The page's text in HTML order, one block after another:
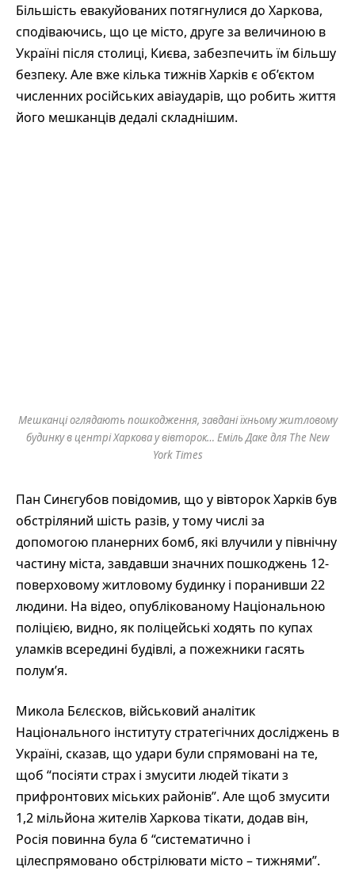
Більшість евакуйованих потягнулися до Харкова,
сподіваючись, що це місто, друге за величиною в
Україні після столиці, Києва, забезпечить їм більшу
безпеку. Але вже кілька тижнів Харків є об’єктом
численних російських авіаударів, що робить життя
його мешканців дедалі складнішим.
Мешканці оглядають пошкодження, завдані їхньому житловому
будинку в центрі Харкова у вівторок… Еміль Даке для The New
York Times
Пан Синєгубов повідомив, що у вівторок Харків був
обстріляний шість разів, у тому числі за
допомогою планерних бомб, які влучили у північну
частину міста, завдавши значних пошкоджень 12-
поверховому житловому будинку і поранивши 22
людини. На відео, опублікованому Національною
поліцією, видно, як поліцейські ходять по купах
уламків всередині будівлі, а пожежники гасять
полум’я.
Микола Бєлєсков, військовий аналітик
Національного інституту стратегічних досліджень в
Україні, сказав, що удари були спрямовані на те,
щоб “посіяти страх і змусити людей тікати з
прифронтових міських районів”. Але щоб змусити
1,2 мільйона жителів Харкова тікати, додав він,
Росія повинна була б “систематично і
цілеспрямовано обстрілювати місто – тижнями”.